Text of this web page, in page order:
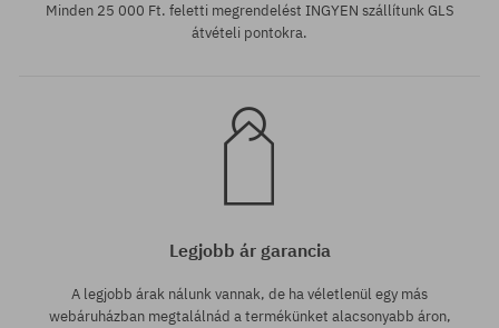
Minden 25 000 Ft. feletti megrendelést INGYEN szállítunk GLS
átvételi pontokra.
Legjobb ár garancia
A legjobb árak nálunk vannak, de ha véletlenül egy más
webáruházban megtalálnád a termékünket alacsonyabb áron,